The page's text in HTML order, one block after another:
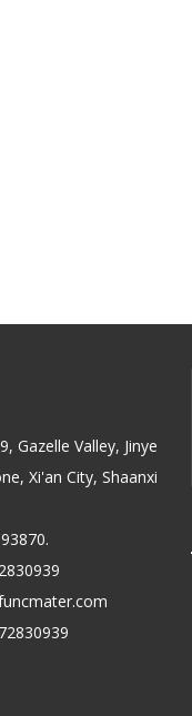
Gazelle Valley, Jinye
Xi'an City, Shaanxi